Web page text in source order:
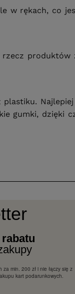
w rękach, co
produktów
plastiku.
gumki, dzięki